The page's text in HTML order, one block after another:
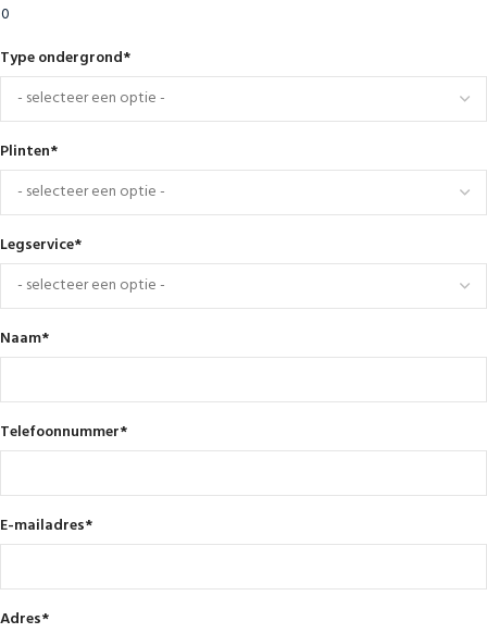
Type ondergrond*
Plinten*
Legservice*
Naam*
Telefoonnummer*
E-mailadres*
Adres*